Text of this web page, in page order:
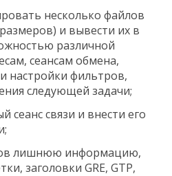
несколько файлов
и вывести их в
различной
сеансам обмена,
настройки фильтров,
следующей задачи;
сеанс связи и внести его
лишнюю информацию,
заголовки GRE, GTP,